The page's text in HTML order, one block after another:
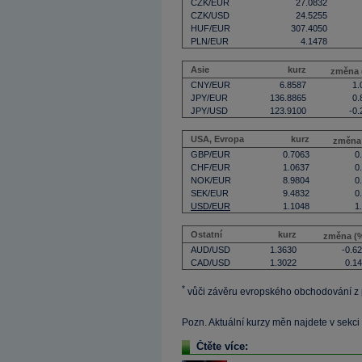
CZK/EUR
27.0832
CZK/USD
24.5255
HUF/EUR
307.4050
PLN/EUR
4.1478
Asie kurz
změna
CNY/EUR
6.8587
JPY/EUR
136.8865
JPY/USD
123.9100 -
USA, Evropa kurz
GBP/EUR
0.7063
CHF/EUR
1.0637
NOK/EUR
8.9804
SEK/EUR
9.4832
USD/EUR
1.1048
Ostatní kurz
změna
AUD/USD
1.3630
-
CAD/USD
1.3022
* vůči závěru evropského obchodování
Pozn. Aktuální kurzy měn najdete v sekci
Čtěte více: